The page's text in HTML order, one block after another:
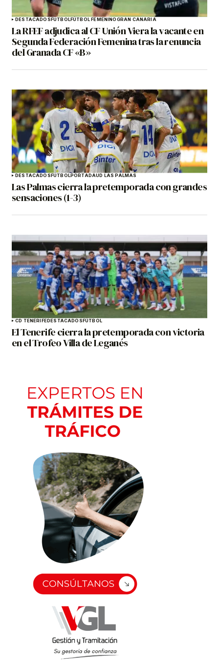
DESTACADOSFÚTBOLFÚTBOL FEMENINOGRAN CANARIA
La RFEF adjudica al CF Unión Viera la vacante en
Segunda Federación Femenina tras la renuncia
del Granada CF «B»
DESTACADOSFÚTBOLPORTADAUD LAS PALMAS
Las Palmas cierra la pretemporada con grandes
sensaciones (1-3)
CD TENERIFEDESTACADOSFÚTBOL
El Tenerife cierra la pretemporada con victoria
en el Trofeo Villa de Leganés